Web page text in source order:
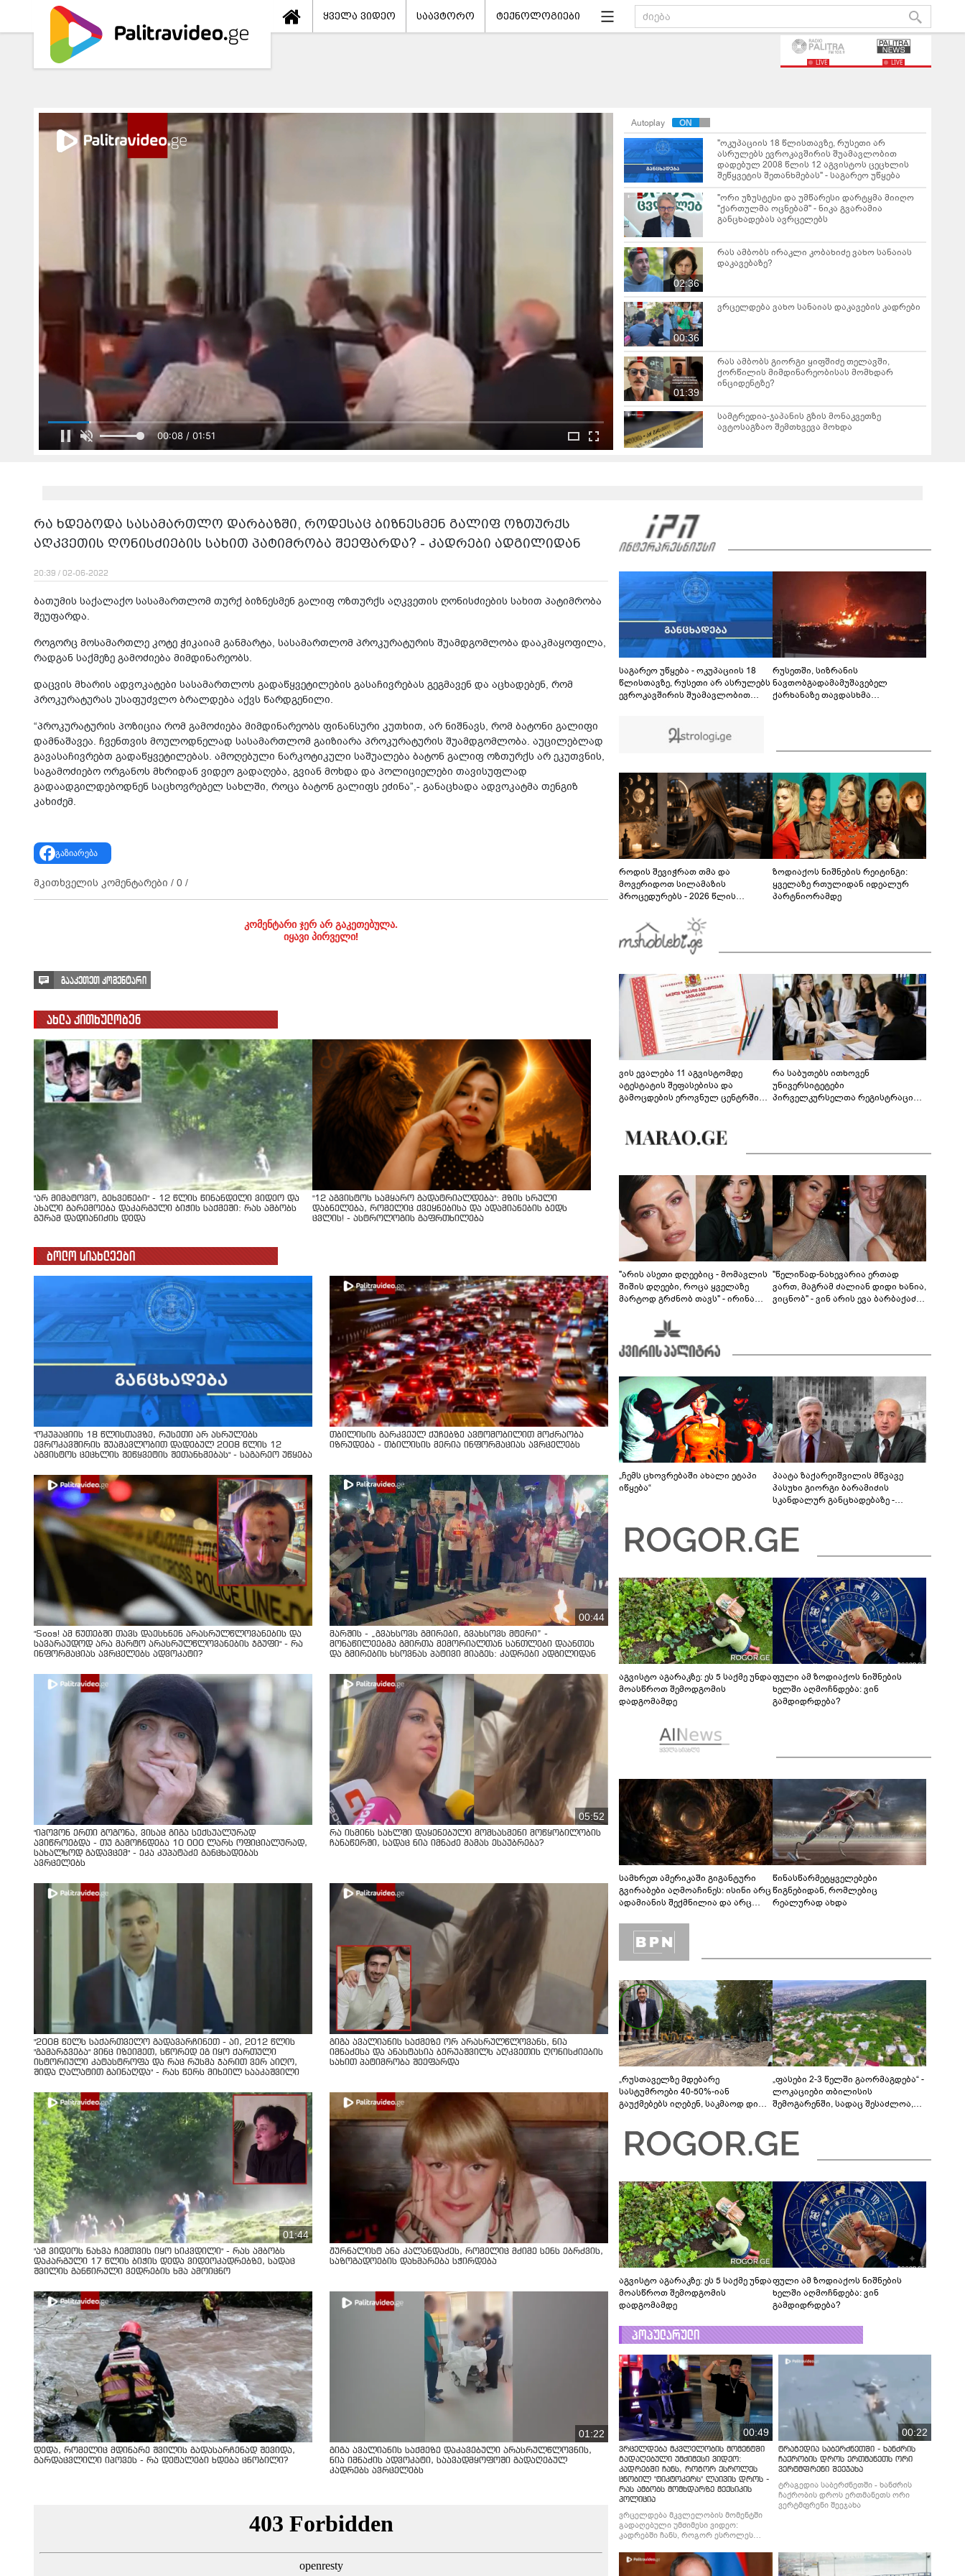
ყველა ვიდეო საავტორო ტექნოლოგიები
LIVE LIVE
00:08 / 01:51
Autoplay
"ოკუპაციის 18 წლისთავზე, რუსეთი არ
ასრულებს ევროკავშირის შუამავლობით
დადებულ 2008 წლის 12 აგვისტოს ცეცხლის
შეწყვეტის შეთანხმებას" - საგარეო უწყება
"ორი უზუსტესი და უმწარესი დარტყმა მიიღო
"ქართულმა ოცნებამ" - ნიკა გვარამია
განცხადებას ავრცელებს
02:36
რას ამბობს ირაკლი კობახიძე ვახო სანაიას
დაკავებაზე?
00:36
ვრცელდება ვახო სანაიას დაკავების კადრები
01:39
რას ამბობს გიორგი ყიფშიძე თელავში,
ქორწილის მიმდინარეობისას მომხდარ
ინციდენტზე?
სამტრედია-ჯაპანის გზის მონაკვეთზე
ავტოსაგზაო შემთხვევა მოხდა
მოეხვია, სიმწრით... შე არარაობა, არაკაცო!
საგანგებო ბრიფინგი სუს-ში: დაკავებული და
სისხლის სამართლის პასუხისგებაში
მიცემულია 28 პირი - რა დეტალები ხდება
ცნობილი?
"თელავში მშენებლობის ნებართვები
ნამდვილად არასწორად იყო გაცემული
რამდენიმე კომერციულ ობიექტზე" - ირაკლი
კობახიძე
რა ხდებოდა სასამართლო დარბაზში, როდესაც ბიზნესმენ გალიფ ოზთურქს
აღკვეთის ღონისძიების სახით პატიმრობა შეეფარდა? - კადრები ადგილიდან
20:39 / 02-06-2022
ბათუმის საქალაქო სასამართლომ თურქ ბიზნესმენ გალიფ ოზთურქს აღკვეთის ღონისძიების სახით პატიმრობა
შეუფარდა.
როგორც მოსამართლე კოტე ჭიკაიამ განმარტა, სასამართლომ პროკურატურის შუამდგომლობა დააკმაყოფილა,
რადგან საქმეზე გამოძიება მიმდინარეობს.
დაცვის მხარის ადვოკატები სასამართლოს გადაწყვეტილების გასაჩივრებას გეგმავენ და აცხადებენ, რომ
პროკურატურას უსაფუძვლო ბრალდება აქვს წარდგენილი.
“პროკურატურის პოზიცია რომ გამოძიება მიმდინარეობს ფინანსური კუთხით, არ ნიშნავს, რომ ბატონი გალიფი
დამნაშავეა. ჩვენთვის მოულოდნელად სასამართლომ გაიზიარა პროკურატურის შუამდგომლობა. აუცილებლად
გავასაჩივრებთ გადაწყვეტილებას. ამოღებული ნარკოტიკული საშუალება ბატონ გალიფ ოზთურქს არ ეკუთვნის,
საგამოძიებო ორგანოს მხრიდან ვიდეო გადაღება, გვიან მოხდა და პოლიციელები თავისუფლად
გადაადგილდებოდნენ საცხოვრებელ სახლში, როცა ბატონ გალიფს ეძინა”,- განაცხადა ადვოკატმა თენგიზ
კახიძემ.
გაზიარება
მკითხველის კომენტარები / 0 /
კომენტარი ჯერ არ გაკეთებულა.
იყავი პირველი!
გააკეთეთ კომენტარი
ახლა კითხულობენ
"არ მიმატოვო, გეხვეწები" - 12 წლის წინანდელი ვიდეო და
ახალი გარემოება დაკარგული ბიჭის საქმეში: რას ამბობს
გურამ დადიანიძის დედა
"12 აგვისტოს სამყარო გადატრიალდება": მზის სრული
დაბნელება, რომელიც ქვეყნებისა და ადამიანების ბედს
ცვლის! - ასტროლოგის გაფრთხილება
ბოლო სიახლეები
"ოკუპაციის 18 წლისთავზე, რუსეთი არ ასრულებს
ევროკავშირის შუამავლობით დადებულ 2008 წლის 12
აგვისტოს ცეცხლის შეწყვეტის შეთანხმებას" - საგარეო უწყება
თბილისის გარკვეულ ქუჩებზე ავტომობილით მოძრაობა
იზრუდება - თბილისის მერია ინფორმაციას ავრცელებს
"Soos! ამ წუთებში თავს დაესხნენ არასრულწლოვანების და
სავარაუდოდ არა მარტო არასრულწლოვანების ჯგუფი" - რა
ინფორმაციას ავრცელებს ადვოკატი?
00:44
მარშის - „გვახსოვს გმირები, გვახსოვს მტერი” -
მონაწილეებმა გმირთა მემორიალთან სანთლები დაანთეს
და გმირების ხსოვნას პატივი მიაგეს: კადრები ადგილიდან
"იპოვონ ერთი გოგონა, ვისაც გიგა სექსუალურად
ავიწროებდა - თუ გამოჩნდება 10 000 ლარს ოფიციალურად,
სახალხოდ გადავცემ" - ეკა კუპატაძე განცხადებას
ავრცელებს
05:52
რა ისმინს სახლში დაყენებული მომსასმენი მოწყობილობის
ჩანაწერში, სადაც ნია იმნაძე მამას ესაუბრება?
"2008 წელს საქართველო გადავარჩინეთ - აი, 2012 წლის
"გამარჯვება" ვინც იზეიმეთ, სწორედ ეგ იყო ქართული
ისტორიული კატასტროფა და რაც რუსმა ჯარით ვერ აიღო,
შიდა ღალატით გაინაღდა" - რას წერს მიხეილ სააკაშვილი
გიგა ავალიანის საქმეზე ორ არასრულწლოვანს, ნია
იმნაძესა და ანასტასია ბერუაშვილს აღკვეთის ღონისძიების
სახით პატიმრობა შეეფარდა
01:44
"ამ ვიდეოს ნახვა ჩემთვის იყო სიკვდილი" - რას ამბობს
დაკარგული 17 წლის ბიჭის დედა ვიდეოკადრებზე, სადაც
შვილის განწირული ვედრების ხმა ამოიცნო
ჟურნალისტ ანა კალანდაძეს, რომელიც მძიმე სენს ებრძვის,
საზოგადოების დახმარება სჭირდება
დედა, რომელიც მდინარე შვილის გადასარჩენად შევიდა,
გარდაცვლილი იპოვეს - რა დეტალები ხდება ცნობილი?
01:22
გიგა ავალიანის საქმეზე დაკავებული არასრულწლოვნის,
ნია იმნაძის ადვოკატი, საავადმყოფოში გადაღებულ
კადრებს ავრცელებს
საგარეო უწყება - ოკუპაციის 18
წლისთავზე, რუსეთი არ ასრულებს
ევროკავშირის შუამავლობით
მეტიც, აფართოებს საკუთარ
უკანონო კონტროლს ოკუპირებულ
რუსეთში, სიზრანის
ნავთობგადამამუშავებელ
ქარხანაზე თავდასხმა
როდის შევიჭრათ თმა და
მოვერიდოთ სილამაზის
პროცედურებს - 2026 წლის
გზამკვლევი
ზოდიაქოს ნიშნების რეიტინგი:
ყველაზე რთულიდან იდეალურ
პარტნიორამდე
ვის ევალება 11 აგვისტომდე
ატესტატის შეფასებისა და
გამოცდების ეროვნულ ცენტრში
რა საბუთებს ითხოვენ
უნივერსიტეტები
პირველკურსელთა რეგისტრაციის
"არის ასეთი დღეებიც - მომავლის
შიშის დღეები, როცა ყველაზე
მარტოდ გრძნობ თავს" - ირინა
"წელიწად-ნახევარია ერთად
ვართ, მაგრამ ძალიან დიდი ხანია,
ვიცნობ" - ვინ არის ევა ბარბაქაძის
„ჩემს ცხოვრებაში ახალი ეტაპი
იწყება“
პაატა ზაქარეიშვილის მწვავე
პასუხი გიორგი ბარამიძის
სკანდალურ განცხადებაზე -
გადმოვასვენე... ბარამიძე კი
ტყუის"
აგვისტო აგარაკზე: ეს 5 საქმე უნდა
მოასწროთ შემოდგომის
დადგომამდე
ფული ამ ზოდიაქოს ნიშნების
ხელში აღმოჩნდება: ვინ
გამდიდრდება?
სამხრეთ ამერიკაში გიგანტური
გვირაბები აღმოაჩინეს: ისინი არც
ადამიანის შექმნილია და არც
ლაბირინთები?
წინასწარმეტყველებები
წიგნებიდან, რომლებიც
რეალურად ახდა
„რუსთაველზე მდებარე
სასტუმროები 40-50%-იან
გაუქმებებს იღებენ, საკმაოდ დიდი
შეხვდებოდა“
„ფასები 2-3 წელში გაორმაგდება“ -
ლოკაციები თბილისის
შემოგარენში, სადაც შესაძლოა,
აგვისტო აგარაკზე: ეს 5 საქმე უნდა
მოასწროთ შემოდგომის
დადგომამდე
ფული ამ ზოდიაქოს ნიშნების
ხელში აღმოჩნდება: ვინ
გამდიდრდება?
პოპულარული
00:49
ვრცელდება მკვლელობის მომენტში
გადაღებული უმძიმესი ვიდეო:
კადრებში ჩანს, როგორ ესროლეს
ცნობილ "ტიკტოკერს" ლაივის დროს -
რას ამბობს მომხდარზე მექსიკის
პოლიცია
ვრცელდება მკვლელობის მომენტში
გადაღებული უმძიმესი ვიდეო:
კადრებში ჩანს, როგორ ესროლეს
რას ამბობს მომხდარზე მექსიკის
პოლიცია
00:22
ტრაგედია საბერძნეთში - ხანძრის
ჩაქრობის დროს ერთმანეთს ორი
ვერტმფრენი შეეჯახა
ტრაგედია საბერძნეთში - ხანძრის
ჩაქრობის დროს ერთმანეთს ორი
ვერტმფრენი შეეჯახა